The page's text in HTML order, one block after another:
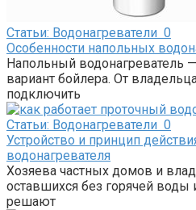
Статьи: Водонагреватели 0
Особенности напольных
Напольный водонагреватель
вариант бойлера. От
подключить
Статьи: Водонагреватели 0
Устройство и принцип
водонагревателя
Хозяева частных домов и
оставшихся без горячей воды
решают